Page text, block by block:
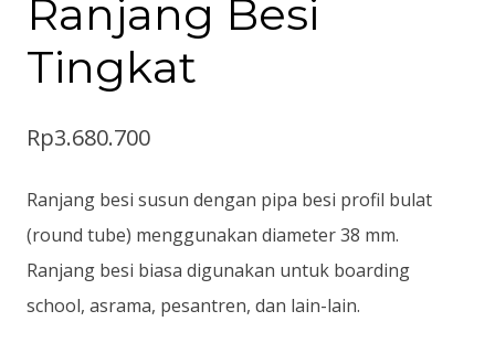
Ranjang Besi
Tingkat
Rp3.680.700
Ranjang besi susun dengan pipa besi profil bulat
(round tube) menggunakan diameter 38 mm.
Ranjang besi biasa digunakan untuk boarding
school, asrama, pesantren, dan lain-lain.